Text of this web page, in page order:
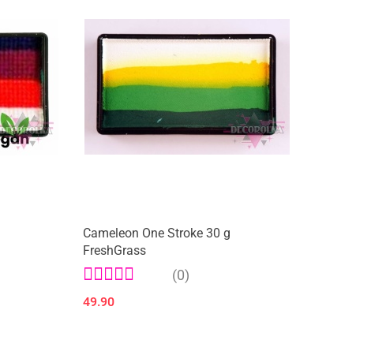
Cameleon One Stroke 30 g
FreshGrass
(0)
49.90